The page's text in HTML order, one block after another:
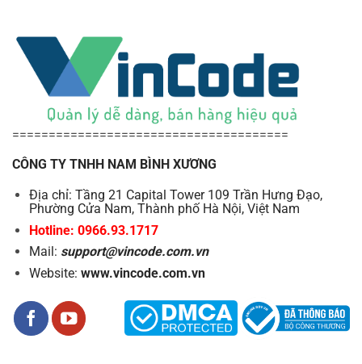
======================================
CÔNG TY TNHH NAM BÌNH XƯƠNG
Địa chỉ: Tầng 21 Capital Tower 109 Trần Hưng Đạo,
Phường Cửa Nam, Thành phố Hà Nội, Việt Nam
Hotline: 0966.93.1717
Mail: support@vincode.com.vn
Website: www.vincode.com.vn